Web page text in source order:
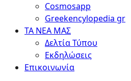
Cosmosapp
Greekencylopedia gr
ΤΑ ΝΕΑ ΜΑΣ
Δελτία Τύπου
Εκδηλώσεις
Επικοινωνία